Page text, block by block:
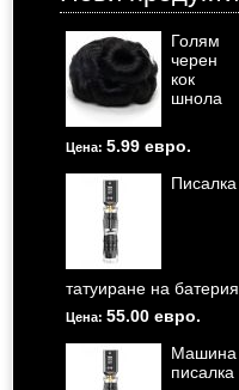
Голям
черен
кок
шнола
Цена: 5.99 евро.
Писалка
татуиране на батерия
Цена: 55.00 евро.
Машина
писалка